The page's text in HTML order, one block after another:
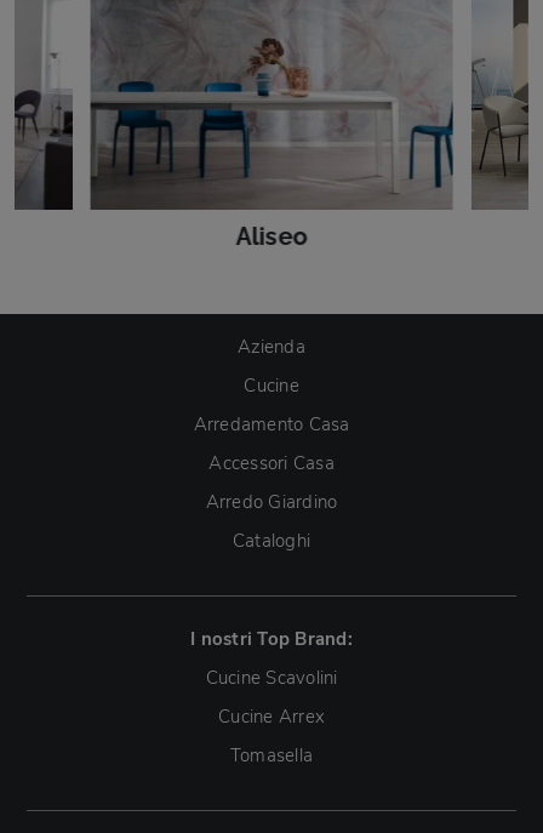
Aliseo
Azienda
Cucine
Arredamento Casa
Accessori Casa
Arredo Giardino
Cataloghi
I nostri Top Brand:
Cucine Scavolini
Cucine Arrex
Tomasella